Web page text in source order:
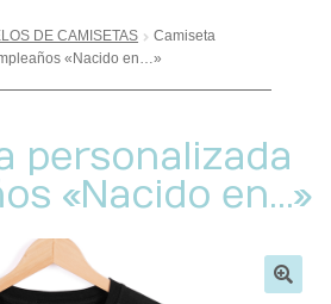
DE CAMISETAS
Camiseta
«Nacido en…»
personalizada
«Nacido en…»